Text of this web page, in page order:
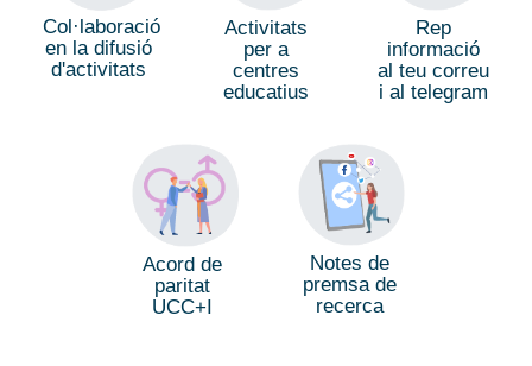
Col·laboració
en la difusió
d'activitats
Activitats
per a
centres
educatius
Rep
informació
al teu correu
i al telegram
Acord de
paritat
UCC+I
Notes de
premsa de
recerca